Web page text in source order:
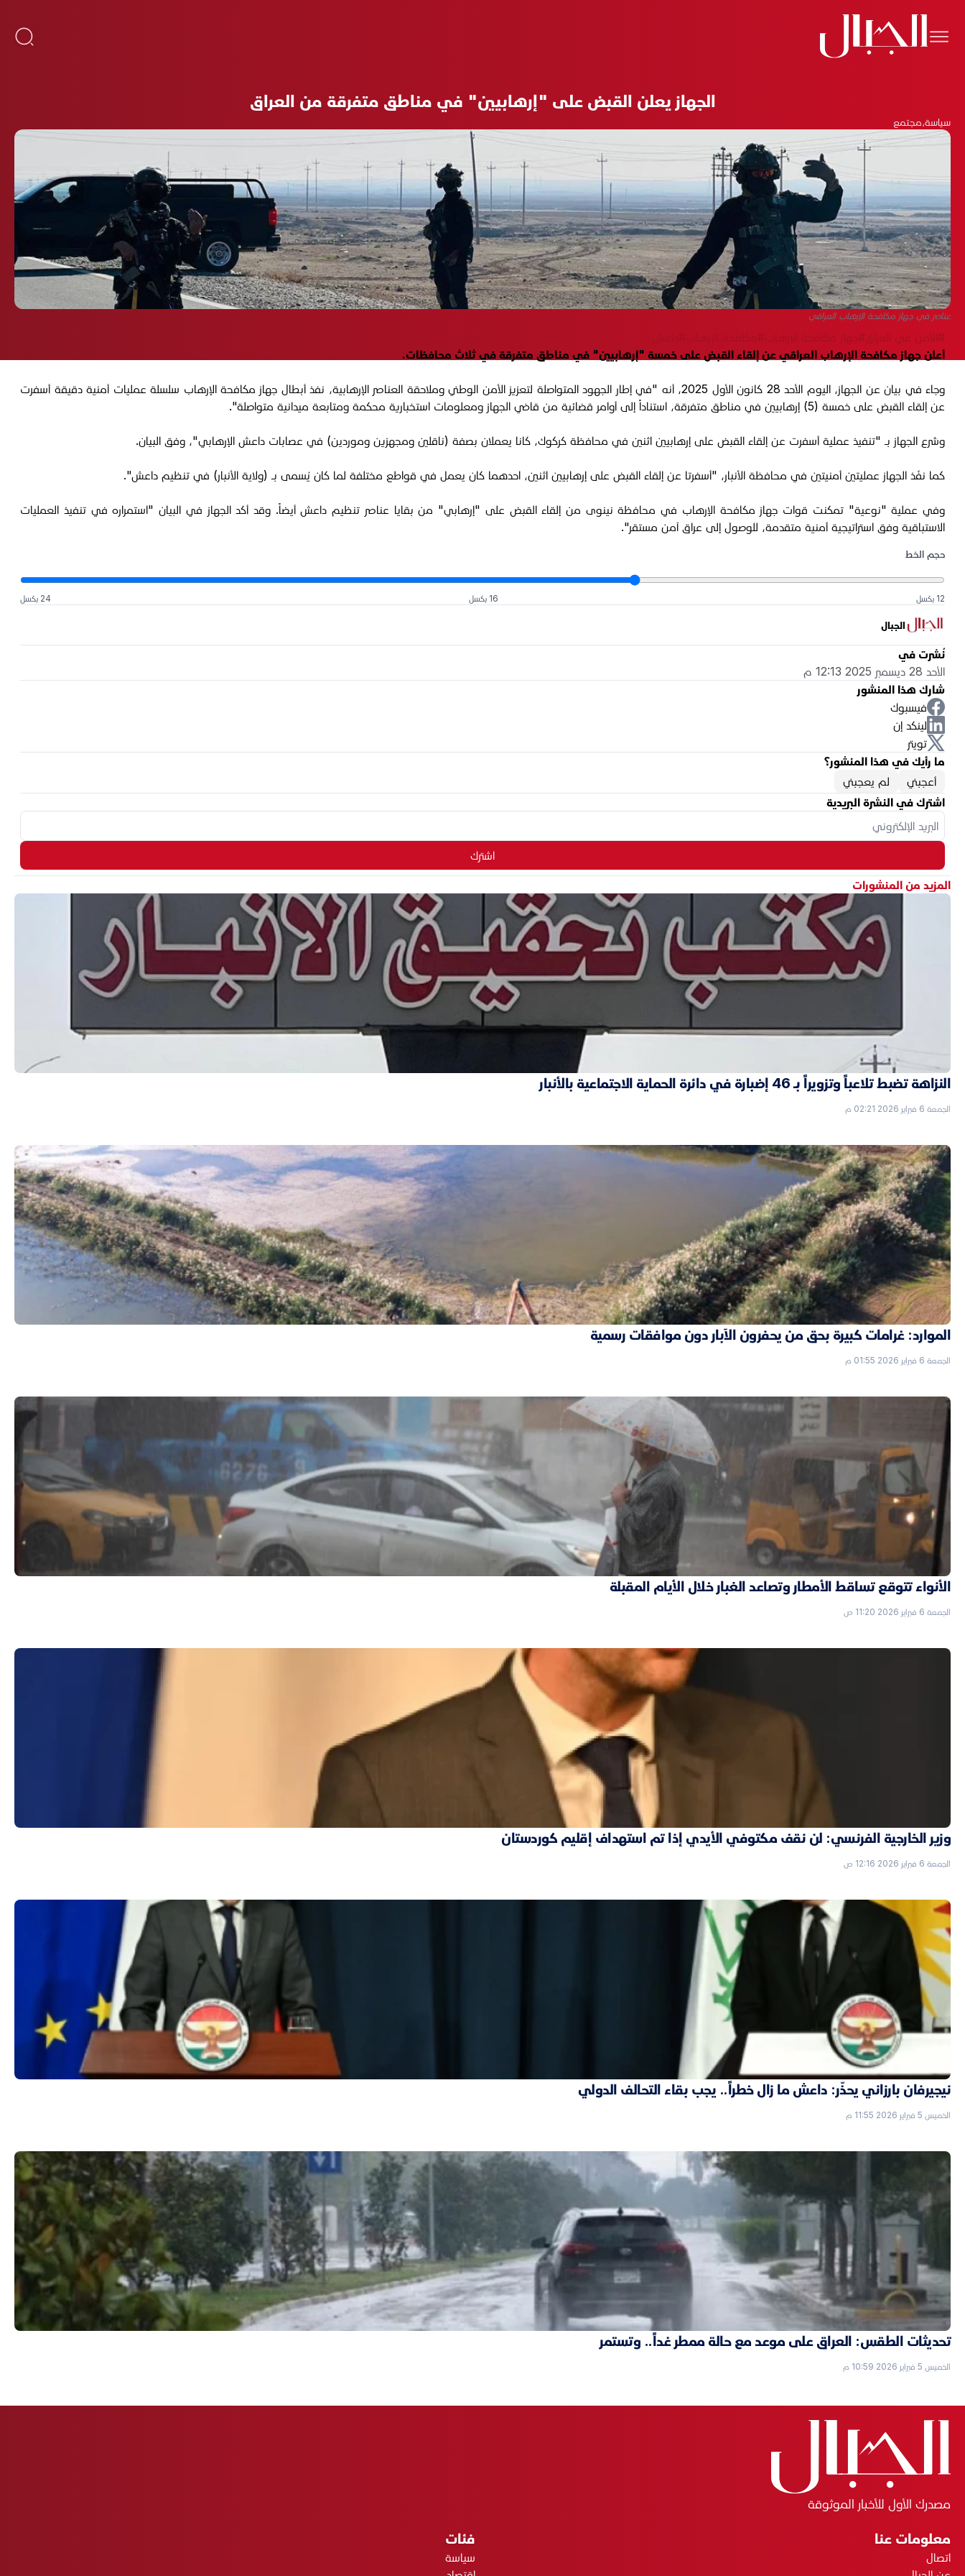
الجهاز يعلن القبض على "إرهابيين" في مناطق متفرقة من العراق
سياسة،مجتمع
عناصر في جهاز مكافحة الإرهاب العراقي
#الأمن في العراق#جهاز مكافحة الإرهاب #مكافحة الإرهاب
أعلن جهاز مكافحة الإرهاب العراقي عن إلقاء القبض على خمسة "إرهابيين" في مناطق متفرقة في ثلاث محافظات.
وجاء في بيان عن الجهاز، اليوم الأحد 28 كانون الأول 2025، أنه "في إطار الجهود المتواصلة لتعزيز الأمن الوطني وملاحقة العناصر الإرهابية، نفذ أبطال جهاز مكافحة الإرهاب سلسلة عمليات أمنية دقيقة أسفرت
عن إلقاء القبض على خمسة (5) إرهابيين في مناطق متفرقة، استناداً إلى أوامر قضائية من قاضي الجهاز ومعلومات استخبارية محكمة ومتابعة ميدانية متواصلة".
وشرع الجهاز بـ "تنفيذ عملية أسفرت عن إلقاء القبض على إرهابيين اثنين في محافظة كركوك، كانا يعملان بصفة (ناقلين ومجهزين وموردين) في عصابات داعش الإرهابي"، وفق البيان.
كما نفّذ الجهاز عمليتين أمنيتين في محافظة الأنبار، "أسفرتا عن إلقاء القبض على إرهابيين اثنين، احدهما كان يعمل في قواطع مختلفة لما كان يُسمى بـ (ولاية الأنبار) في تنظيم داعش".
وفي عملية "نوعية" تمكنت قوات جهاز مكافحة الإرهاب في محافظة نينوى من إلقاء القبض على "إرهابي" من بقايا عناصر تنظيم داعش أيضاً. وقد أكد الجهاز في البيان "استمراره في تنفيذ العمليات
الاستباقية وفق استراتيجية أمنية متقدمة، للوصول إلى عراق آمن مستقر".
حجم الخط
12 بكسل 16 بكسل 24 بكسل
الجبال
نُشرت في
الأحد 28 ديسمبر 2025 12:13 م
شارك هذا المنشور
فيسبوك
لينكد إن
تويتر
ما رأيك في هذا المنشور؟
أعجبني
لم يعجبني
اشترك في النشرة البريدية
اشترك
المزيد من المنشورات
النزاهة تضبط تلاعباً وتزويراً بـ 46 إضبارة في دائرة الحماية الاجتماعية بالأنبار
الجمعة 6 فبراير 2026 02:21 م
الموارد: غرامات كبيرة بحق من يحفرون الآبار دون موافقات رسمية
الجمعة 6 فبراير 2026 01:55 م
الأنواء تتوقع تساقط الأمطار وتصاعد الغبار خلال الأيام المقبلة
الجمعة 6 فبراير 2026 11:20 ص
وزير الخارجية الفرنسي: لن نقف مكتوفي الأيدي إذا تم استهداف إقليم كوردستان
الجمعة 6 فبراير 2026 12:16 ص
نيجيرفان بارزاني يحذّر: داعش ما زال خطراً.. يجب بقاء التحالف الدولي
الخميس 5 فبراير 2026 11:55 م
تحديثات الطقس: العراق على موعد مع حالة ممطر غداً.. وتستمر
الخميس 5 فبراير 2026 10:59 م
مصدرك الأول للأخبار الموثوقة
معلومات عنا
اتصال
فئات
سياسة